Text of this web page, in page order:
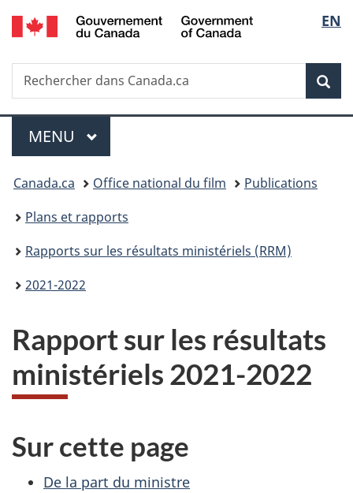
Passer
au
principal
Passer
à
Au
du
Passer
à
version
simplifiée
de
la
EN
Recherche
Rechercher
dans
Menu
MENU PRINCIPAL
Vous
êtes
ici :
Canada.ca Office national du film
Publications
Plans et rapports
Rapports sur les résultats ministériels (RRM)
2021-2022
Rapport sur les résultats
ministériels 2021-2022
Sur cette page
De la part du ministre